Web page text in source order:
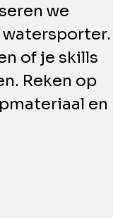
we
of je skills
Reken op
en